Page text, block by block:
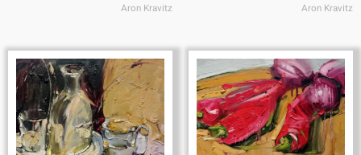
Aron Kravitz
Aron Kravitz